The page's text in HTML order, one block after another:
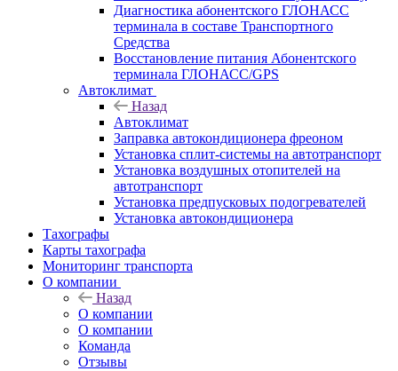
Диагностика абонентского ГЛОНАСС
терминала в составе Транспортного
Средства
Восстановление питания Абонентского
терминала ГЛОНАСС/GPS
Автоклимат
Назад
Автоклимат
Заправка автокондиционера фреоном
Установка сплит-системы на автотранспорт
Установка воздушных отопителей на
автотранспорт
Установка предпусковых подогревателей
Установка автокондиционера
Тахографы
Карты тахографа
Мониторинг транспорта
О компании
Назад
О компании
О компании
Команда
Отзывы